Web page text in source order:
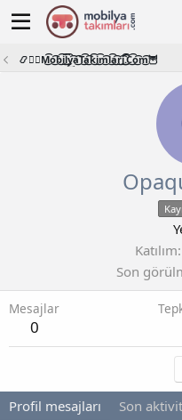
📿🧙‍♂️M͜͡o͜͡b͜͡i͜͡l͜͡y͜͡a͜͡T͜͡a͜͡k͜͡i͜͡m͜͡l͜͡a͜͡r͜͡i͜͡.͜͡C͜͡o͜͡m͜͡🦉
Katılım
Son
Mesajlar
0
Profil mesajları Son